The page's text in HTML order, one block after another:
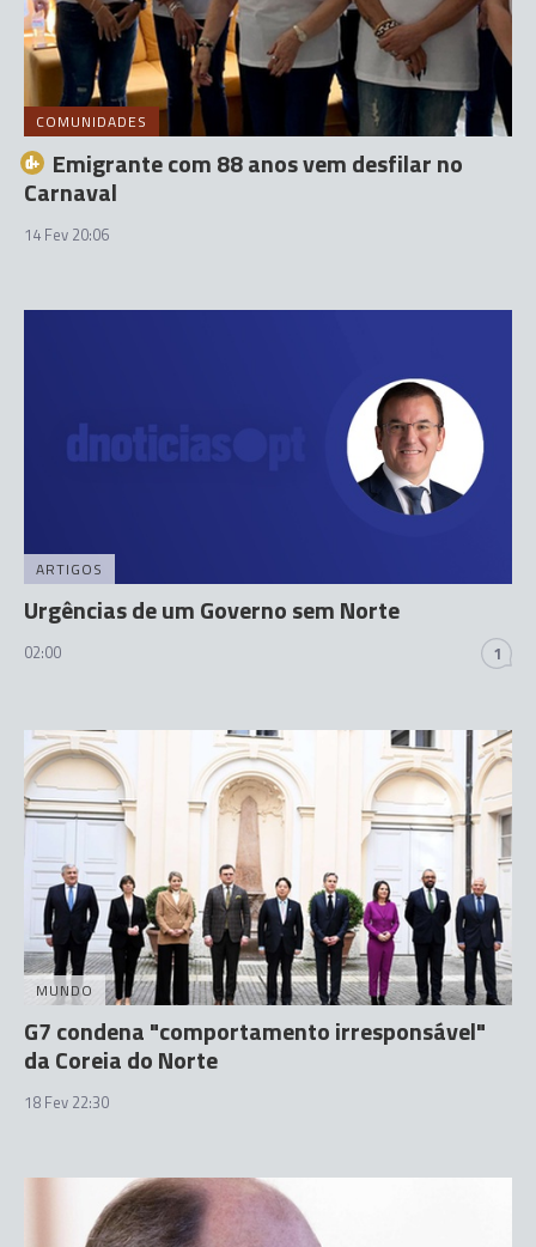
COMUNIDADES
Emigrante com 88 anos vem desfilar no
Carnaval
14 Fev 20:06
ARTIGOS
Urgências de um Governo sem Norte
02:00 1
MUNDO
G7 condena "comportamento irresponsável"
da Coreia do Norte
18 Fev 22:30